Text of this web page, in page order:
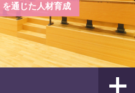
を通じた人材育成